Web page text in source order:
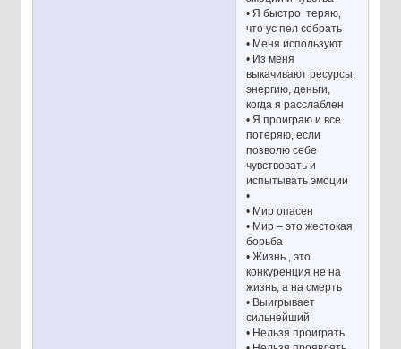
• Я быстро теряю,
что ус пел собрать
• Меня используют
• Из меня
выкачивают ресурсы,
энергию, деньги,
когда я расслаблен
• Я проиграю и все
потеряю, если
позволю себе
чувствовать и
испытывать эмоции
•
• Мир опасен
• Мир – это жестокая
борьба
• Жизнь , это
конкуренция не на
жизнь, а на смерть
• Выигрывает
сильнейший
• Нельзя проиграть